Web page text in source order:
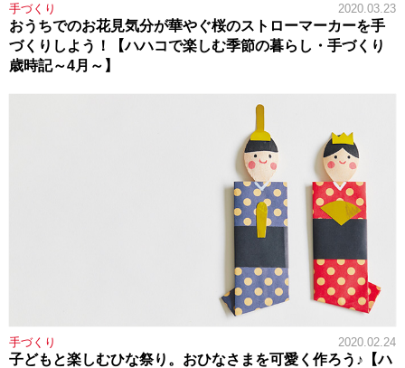
手づくり 2020.03.23
おうちでのお花見気分が華やぐ桜のストローマーカーを手
づくりしよう！【ハハコで楽しむ季節の暮らし・手づくり
歳時記～4月～】
手づくり 2020.02.24
子どもと楽しむひな祭り。おひなさまを可愛く作ろう♪【ハ